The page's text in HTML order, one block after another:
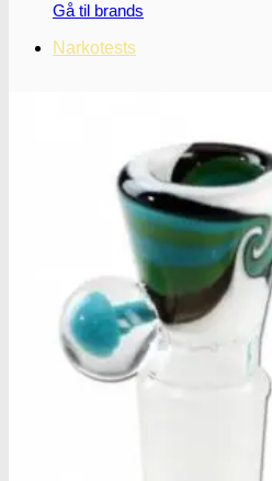
Gå til brands
Narkotests
Narkotests
Kokain Tests
Kokain renhedhedstest
Crack renhedhedstest
Kokain blandingsmiddel test